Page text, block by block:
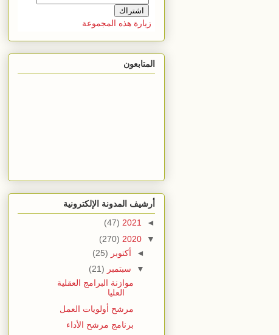
زيارة هذه المجموعة
المتابعون
أرشيف المدونة الإلكترونية
◄
2021
(47)
▼
2020
(270)
◄ أكتوبر (25)
▼ سبتمبر (21)
موازنة البرامج العقلية
العليا
مرشح أولويات العمل
برنامج مرشح الأداء